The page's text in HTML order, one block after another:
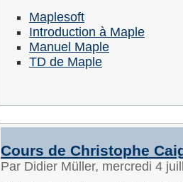
Maplesoft
Introduction à Maple
Manuel Maple
TD de Maple
Cours de Christophe
Par Didier Müller, mercredi 4